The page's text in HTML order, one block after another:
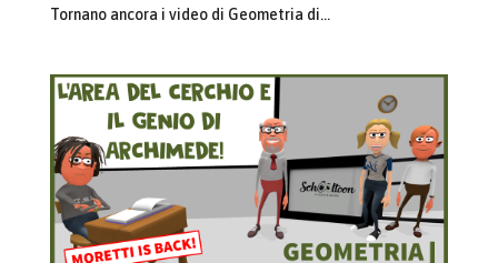
Tornano ancora i video di Geometria di...